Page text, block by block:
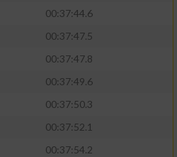
00:37:44.6
00:37:47.5
00:37:47.8
00:37:49.6
00:37:50.3
00:37:52.1
00:37:54.2